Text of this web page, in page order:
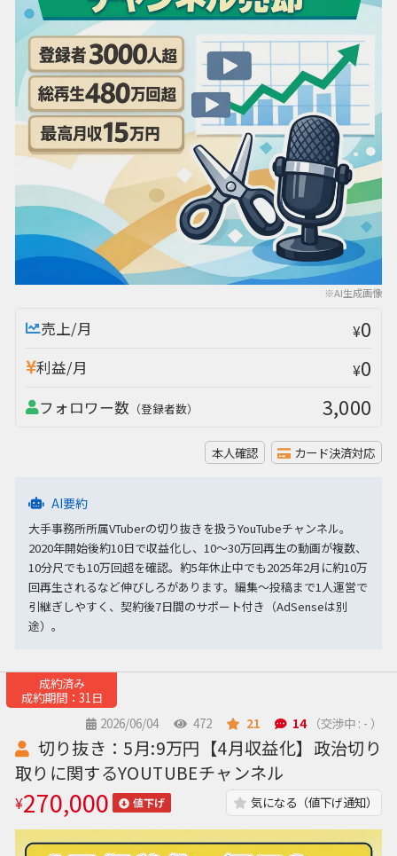
※AI生成画像
売上/月 ¥0
利益/月 ¥0
フォロワー数 （登録者数） 3,000
本人確認 カード決済対応
AI要約
大手事務所所属VTuberの切り抜きを扱うYouTubeチャンネル。
2020年開始後約10日で収益化し、10〜30万回再生の動画が複数、
10分尺でも10万回超を確認。約5年休止中でも2025年2月に約10万
回再生されるなど伸びしろがあります。編集〜投稿まで1人運営で
引継ぎしやすく、契約後7日間のサポート付き（AdSenseは別
途）。
成約済み
成約期間：31日
2026/06/04
472 21 14 （交渉中 : - ）
切り抜き：5月:9万円【4月収益化】政治切り
取りに関するYOUTUBEチャンネル
¥270,000 値下げ 気になる（値下げ通知）